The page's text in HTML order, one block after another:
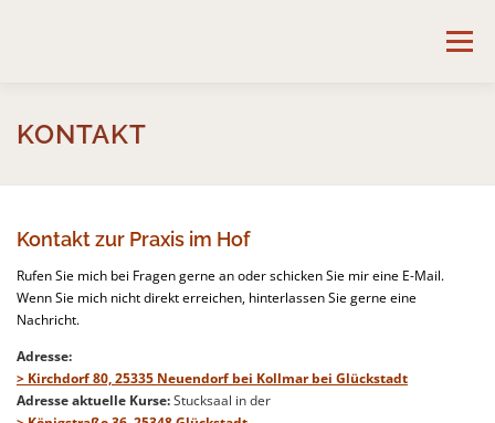
Menü
START ANGEBOTE
LITERATUR KONTAKT
KONTAKT
Kontakt zur Praxis im Hof
Rufen Sie mich bei Fragen gerne an oder schicken Sie mir eine E-Mail.
Wenn Sie mich nicht direkt erreichen, hinterlassen Sie gerne eine
Nachricht.
Adresse:
> Kirchdorf 80, 25335 Neuendorf bei Kollmar bei Glückstadt
Adresse aktuelle Kurse:Stucksaal in der